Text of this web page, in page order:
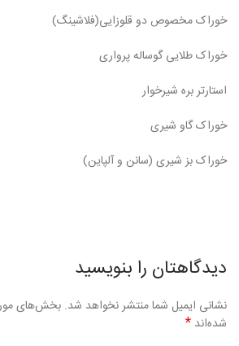
خوراک مخصوص دو قلوزایی(فلاشینگ)
خوراک طلایی گوساله پرواری
استارتر بره شیرخوار
خوراک گاو شیری
خوراک بز شیری (سانن و آلپاین)
دیدگاهتان را بنویسید
نشانی ایمیل شما منتشر نخواهد شد. بخش‌های
شده‌اند *